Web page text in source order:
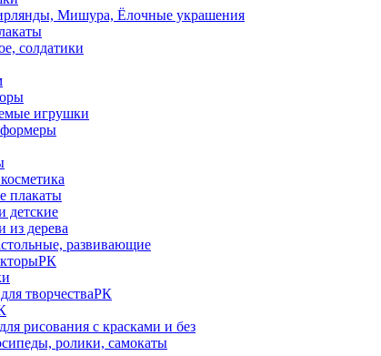
Мишура, Ёлочные украшения
солдатики
игрушки
плакаты
детские
из дерева
развивающие
творчестваРК
рисования с красками и без
ролики, самокаты